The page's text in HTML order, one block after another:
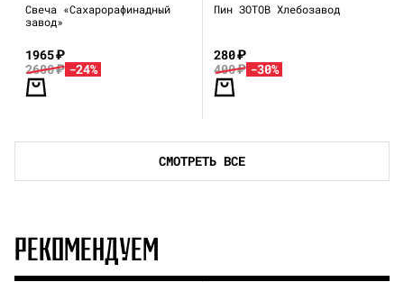
Свеча «Сахарорафинадный
завод»
1965₽
2600₽ -24%
Пин ЗОТОВ Хлебозавод
280₽
400₽ -30%
СМОТРЕТЬ ВСЕ
РЕКОМЕНДУЕМ